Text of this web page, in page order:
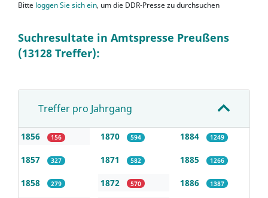
Bitte loggen Sie sich ein, um die DDR-Presse zu durchsuchen
Suchresultate in Amtspresse Preußens
(13128 Treffer):
Treffer pro Jahrgang
1856 156
1857 327
1858 279
1870 594
1871 582
1872 570
1884 1249
1885 1266
1886 1387